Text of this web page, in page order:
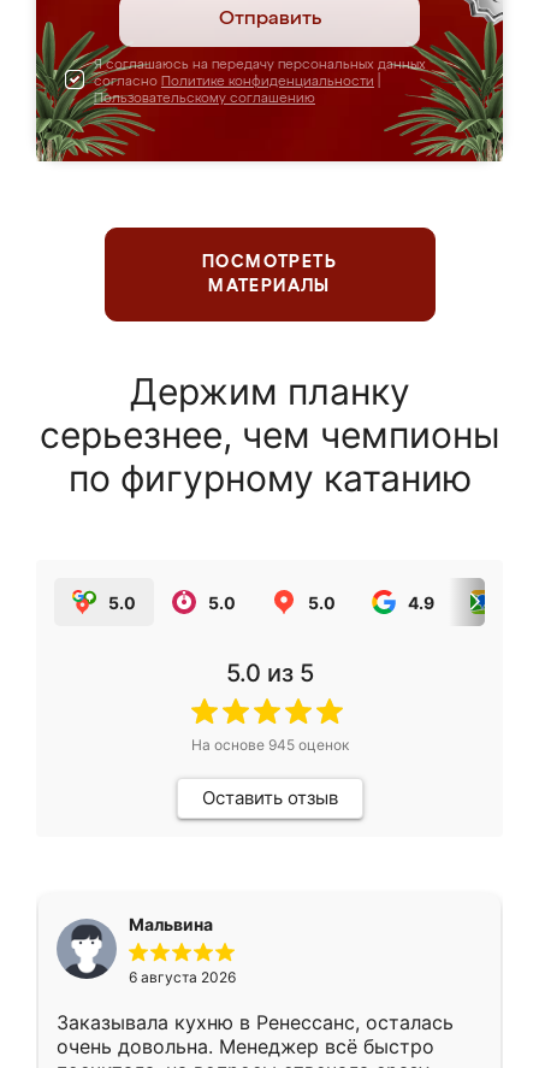
Отправить
Я соглашаюсь на передачу персональных данных
согласно Политике конфиденциальности
Пользовательскому соглашению
ПОСМОТРЕТЬ
МАТЕРИАЛЫ
Держим планку
серьезнее, чем чемпионы
по фигурному катанию
5.0 5.0 5.0 4.9
5.0 из 5
На основе 945оценок
Оставить отзыв
Мальвина
6 августа 2026
Заказывала кухню в Ренессанс, осталась
очень довольна. Менеджер всё быстро